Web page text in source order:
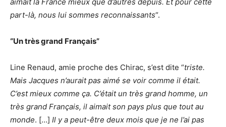
part-là, nous lui sommes reconnaissants“.
“Un très grand Français”
Line Renaud, amie proche des Chirac, s’est dite “triste.
Mais Jacques n’aurait pas aimé se voir comme il était.
C’est mieux comme ça. C’était un très grand homme, un
très grand Français, il aimait son pays plus que tout au
monde. […] Il y a peut-être deux mois que je ne l’ai pas